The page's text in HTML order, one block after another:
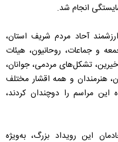
انجام شد.
آحاد مردم شریف استان،
و جماعات، روحانیون، هیئات
خیرین، تشکل‌های مردمی، جوانان،
هنرمندان و همه اقشار مختلف
مراسم را دوچندان کردند،
این رویداد بزرگ، به‌ویژه